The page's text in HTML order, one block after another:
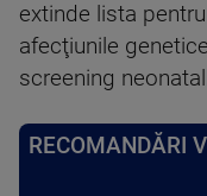
extinde lista
afecţiunile
screening
RECOMANDĂRI